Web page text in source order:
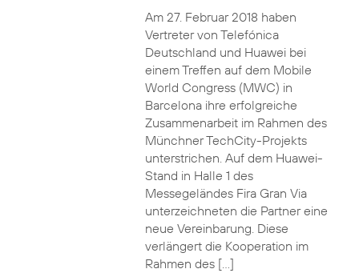
Am 27. Februar 2018 haben
Vertreter von Telefónica
Deutschland und Huawei bei
einem Treffen auf dem Mobile
World Congress (MWC) in
Barcelona ihre erfolgreiche
Zusammenarbeit im Rahmen des
Münchner TechCity-Projekts
unterstrichen. Auf dem Huawei-
Stand in Halle 1 des
Messegeländes Fira Gran Via
unterzeichneten die Partner eine
neue Vereinbarung. Diese
verlängert die Kooperation im
Rahmen des […]